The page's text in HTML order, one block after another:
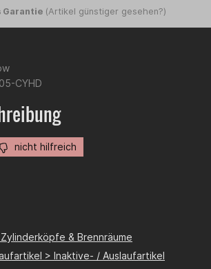
Garantie (Artikel günstiger gesehen?)
CYHD
nicht hilfreich
& Brennräume
> Inaktive- / Auslaufartikel